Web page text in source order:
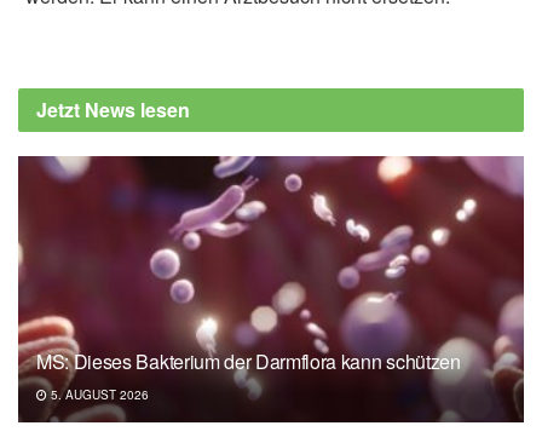
Jetzt News lesen
MS: Dieses Bakterium der Darmflora kann schützen
5. AUGUST 2026